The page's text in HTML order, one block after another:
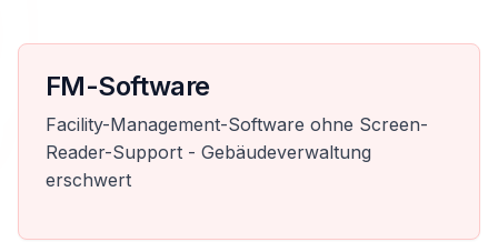
FM-Software
Facility-Management-Software ohne Screen-
Reader-Support - Gebäudeverwaltung
erschwert